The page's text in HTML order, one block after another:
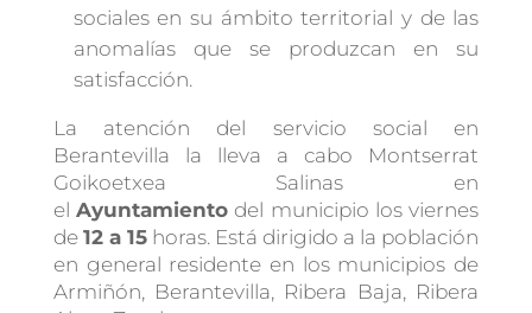
sociales en su ámbito territorial y de las
anomalías que se produzcan en su
satisfacción.
La atención
del servicio social en
Berantevilla la lleva a cabo Montserrat
Goikoetxea Salinas en
el Ayuntamiento del municipio los viernes
de 12 a 15horas. Está dirigido a la población
en general residente en los municipios de
Armiñón, Berantevilla, Ribera Baja, Ribera